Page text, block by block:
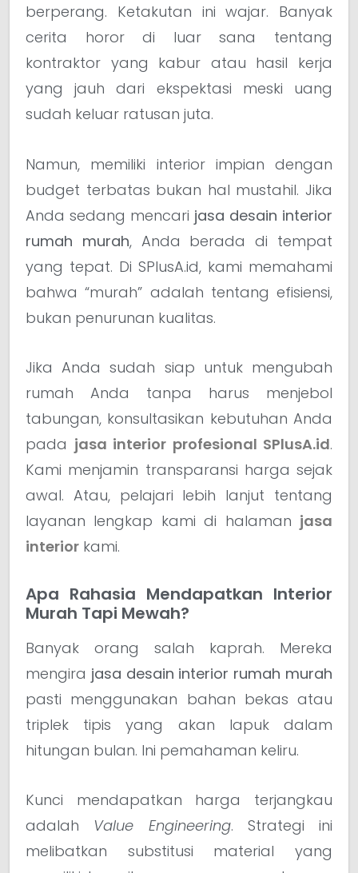
berperang. Ketakutan ini wajar. Banyak
cerita horor di luar sana tentang
kontraktor yang kabur atau hasil kerja
yang jauh dari ekspektasi meski uang
sudah keluar ratusan juta.
Namun, memiliki interior impian dengan
budget terbatas bukan hal mustahil. Jika
Anda sedang mencari jasa desain interior
rumah murah, Anda berada di tempat
yang tepat. Di SPlusA.id, kami memahami
bahwa “murah” adalah tentang efisiensi,
bukan penurunan kualitas.
Jika Anda sudah siap untuk mengubah
rumah Anda tanpa harus menjebol
tabungan, konsultasikan kebutuhan Anda
pada jasa interior profesional SPlusA.id.
Kami menjamin transparansi harga sejak
awal. Atau, pelajari lebih lanjut tentang
layanan lengkap kami di halaman jasa
interior kami.
Apa Rahasia Mendapatkan Interior
Murah Tapi Mewah?
Banyak orang salah kaprah. Mereka
mengira jasa desain interior rumah murah
pasti menggunakan bahan bekas atau
triplek tipis yang akan lapuk dalam
hitungan bulan. Ini pemahaman keliru.
Kunci mendapatkan harga terjangkau
adalah Value Engineering. Strategi ini
melibatkan substitusi material yang